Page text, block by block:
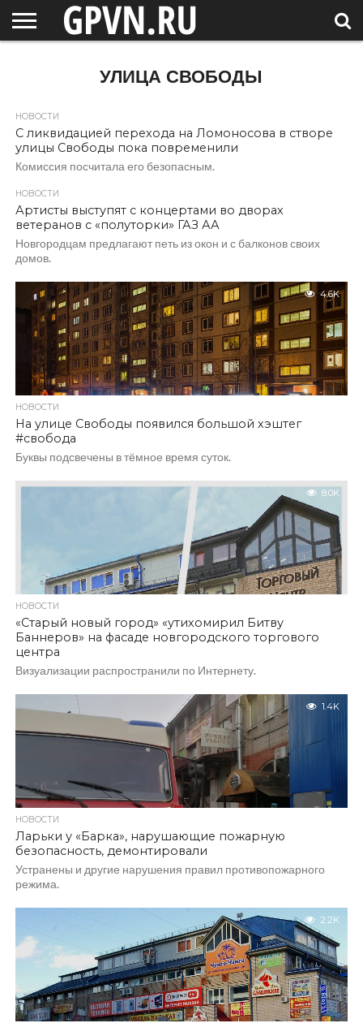
СПЕЦПРОЕКТЫ
ФОТОРЕПОРТАЖИУЛИЦА СВОБОДЫ
НОВОСТИ
С ликвидацией перехода на Ломоносова в створе
улицы Свободы пока повременили
Комиссия посчитала его безопасным.
НОВОСТИ
Артисты выступят с концертами во дворах
ветеранов с «полуторки» ГАЗ АА
Новгородцам предлагают петь из окон и с балконов своих
домов.
4.6K
НОВОСТИ
На улице Свободы появился большой хэштег
#свобода
Буквы подсвечены в тёмное время суток.
8.0K
НОВОСТИ
«Старый новый город» «утихомирил Битву
Баннеров» на фасаде новгородского торгового
центра
Визуализации распространили по Интернету.
1.4K
НОВОСТИ
Ларьки у «Барка», нарушающие пожарную
безопасность, демонтировали
Устранены и другие нарушения правил противопожарного
режима.
2.2K